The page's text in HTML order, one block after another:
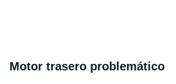
Motor trasero problemático